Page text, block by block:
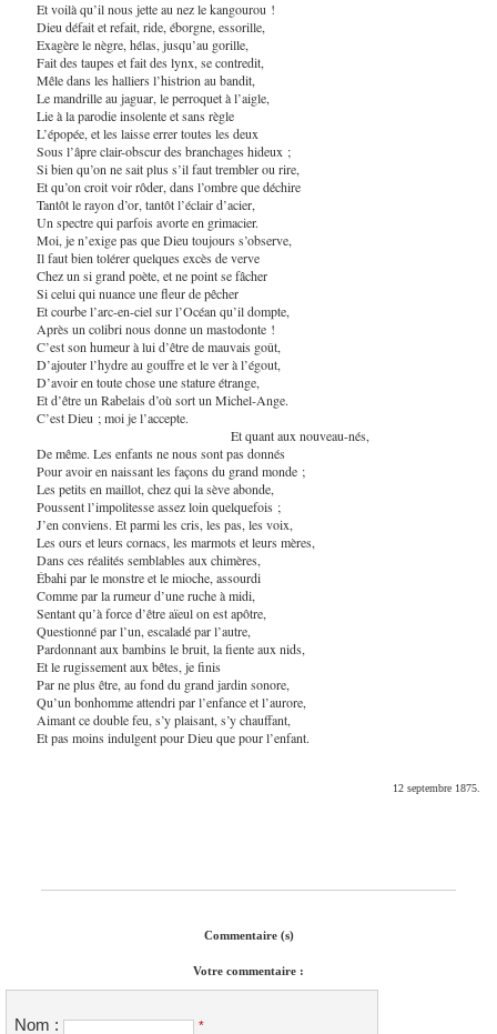
Et voilà qu’il nous jette au nez le kangourou !
Dieu défait et refait, ride, éborgne, essorille,
Exagère le nègre, hélas, jusqu’au gorille,
Fait des taupes et fait des lynx, se contredit,
Mêle dans les halliers l’histrion au bandit,
Le mandrille au jaguar, le perroquet à l’aigle,
Lie à la parodie insolente et sans règle
L’épopée, et les laisse errer toutes les deux
Sous l’âpre clair-obscur des branchages hideux ;
Si bien qu’on ne sait plus s’il faut trembler ou rire,
Et qu’on croit voir rôder, dans l’ombre que déchire
Tantôt le rayon d’or, tantôt l’éclair d’acier,
Un spectre qui parfois avorte en grimacier.
Moi, je n’exige pas que Dieu toujours s’observe,
Il faut bien tolérer quelques excès de verve
Chez un si grand poète, et ne point se fâcher
Si celui qui nuance une fleur de pêcher
Et courbe l’arc-en-ciel sur l’Océan qu’il dompte,
Après un colibri nous donne un mastodonte !
C’est son humeur à lui d’être de mauvais goût,
D’ajouter l’hydre au gouffre et le ver à l’égout,
D’avoir en toute chose une stature étrange,
Et d’être un Rabelais d’où sort un Michel-Ange.
C’est Dieu ; moi je l’accepte.
Et quant aux nouveau-nés,
De même. Les enfants ne nous sont pas donnés
Pour avoir en naissant les façons du grand monde ;
Les petits en maillot, chez qui la sève abonde,
Poussent l’impolitesse assez loin quelquefois ;
J’en conviens. Et parmi les cris, les pas, les voix,
Les ours et leurs cornacs, les marmots et leurs mères,
Dans ces réalités semblables aux chimères,
Ébahi par le monstre et le mioche, assourdi
Comme par la rumeur d’une ruche à midi,
Sentant qu’à force d’être aïeul on est apôtre,
Questionné par l’un, escaladé par l’autre,
Pardonnant aux bambins le bruit, la fiente aux nids,
Et le rugissement aux bêtes, je finis
Par ne plus être, au fond du grand jardin sonore,
Qu’un bonhomme attendri par l’enfance et l’aurore,
Aimant ce double feu, s’y plaisant, s’y chauffant,
Et pas moins indulgent pour Dieu que pour l’enfant.
12 septembre 1875.
Commentaire (s)
Votre commentaire :
Nom : *